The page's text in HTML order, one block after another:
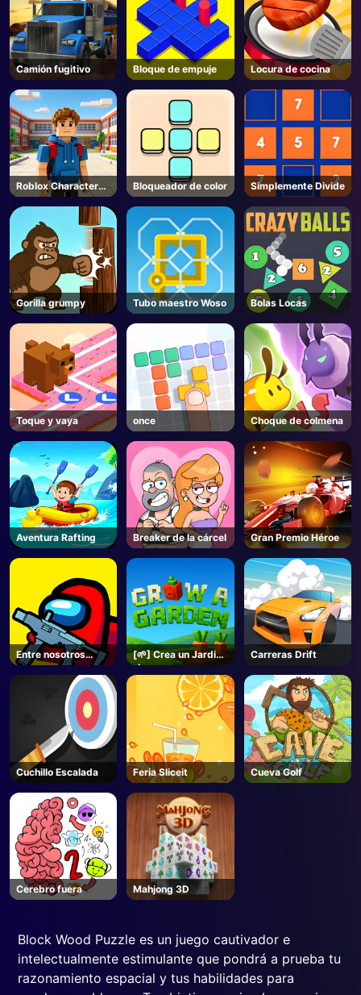
Camión fugitivo Bloque de empuje Locura de cocina
Roblox Character
Generator
Bloqueador de color Simplemente Divide
Gorilla grumpy Tubo maestro Woso Bolas Locas
Toque y vaya once Choque de colmena
Aventura Rafting Breaker de la cárcel Gran Premio Héroe
Entre nosotros
Crazy Shooter
[🌱] Crea un Jardin
🌶️- Roblox
Carreras Drift
Cuchillo Escalada Feria Sliceit Cueva Golf
Cerebro fuera Mahjong 3D
Block Wood Puzzle es un juego cautivador e
intelectualmente estimulante que pondrá a prueba tu
razonamiento espacial y tus habilidades para